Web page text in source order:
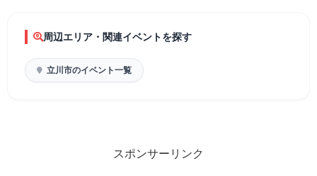
周辺エリア・関連イベントを探す
立川市のイベント一覧
スポンサーリンク